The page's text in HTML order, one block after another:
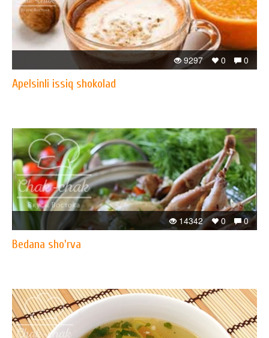
0
0
9297
Apelsinli issiq shokolad
0
0
14342
Bedana sho'rva